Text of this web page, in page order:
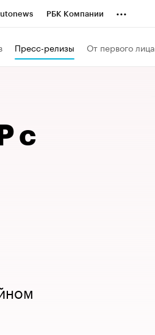
РБК Компании
и медиа
...
Пресс-релизы От первого лица
с